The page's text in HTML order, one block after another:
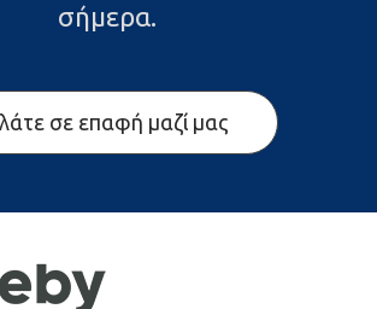
σήμερα.
σε επαφή μαζί μας